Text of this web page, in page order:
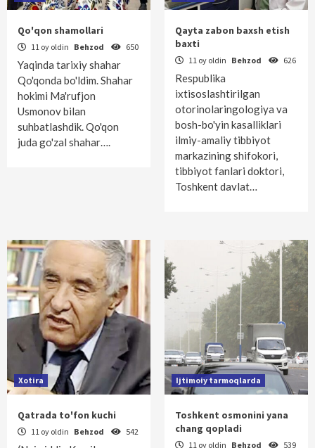
Qo'qon shamollari
11 oy oldin Behzod 650
Yaqinda tarixiy shahar
Qo'qonda bo'ldim. Shahar
hokimi Ma'rufjon
Usmonov bilan
suhbatlashdik. Qo'qon
juda go'zal shahar….
Qayta zabon baxsh etish
baxti
11 oy oldin Behzod 626
Respublika
ixtisoslashtirilgan
otorinolaringologiya va
bosh-bo'yin kasalliklari
ilmiy-amaliy tibbiyot
markazining shifokori,
tibbiyot fanlari doktori,
Toshkent davlat…
Xotira
Qatrada to'fon kuchi
11 oy oldin Behzod 542
Ijtimoiy tarmoqlarda
Toshkent osmonini yana
chang qopladi
11 oy oldin Behzod 539